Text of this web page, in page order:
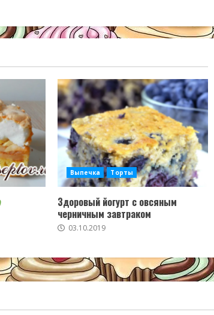
Выпечка Торты
Здоровый йогурт с овсяным
черничным завтраком
03.10.2019